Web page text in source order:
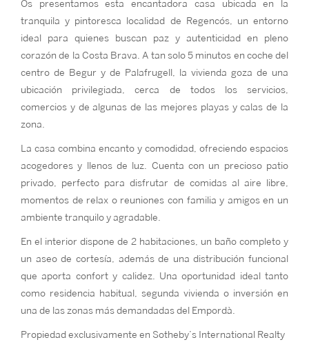
Os presentamos esta encantadora casa ubicada en la
tranquila y pintoresca localidad de Regencós, un entorno
ideal para quienes buscan paz y autenticidad en pleno
corazón de la Costa Brava. A tan solo 5 minutos en coche del
centro de Begur y de Palafrugell, la vivienda goza de una
ubicación privilegiada, cerca de todos los servicios,
comercios y de algunas de las mejores playas y calas de la
zona.
La casa combina encanto y comodidad, ofreciendo espacios
acogedores y llenos de luz. Cuenta con un precioso patio
privado, perfecto para disfrutar de comidas al aire libre,
momentos de relax o reuniones con familia y amigos en un
ambiente tranquilo y agradable.
En el interior dispone de 2 habitaciones, un baño completo y
un aseo de cortesía, además de una distribución funcional
que aporta confort y calidez. Una oportunidad ideal tanto
como residencia habitual, segunda vivienda o inversión en
una de las zonas más demandadas del Empordà.
Propiedad exclusivamente en Sotheby’s International Realty